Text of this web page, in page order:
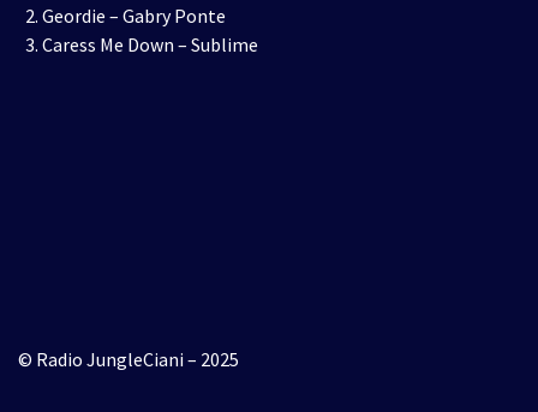
Geordie – Gabry Ponte
Caress Me Down – Sublime
© Radio JungleCiani – 2025